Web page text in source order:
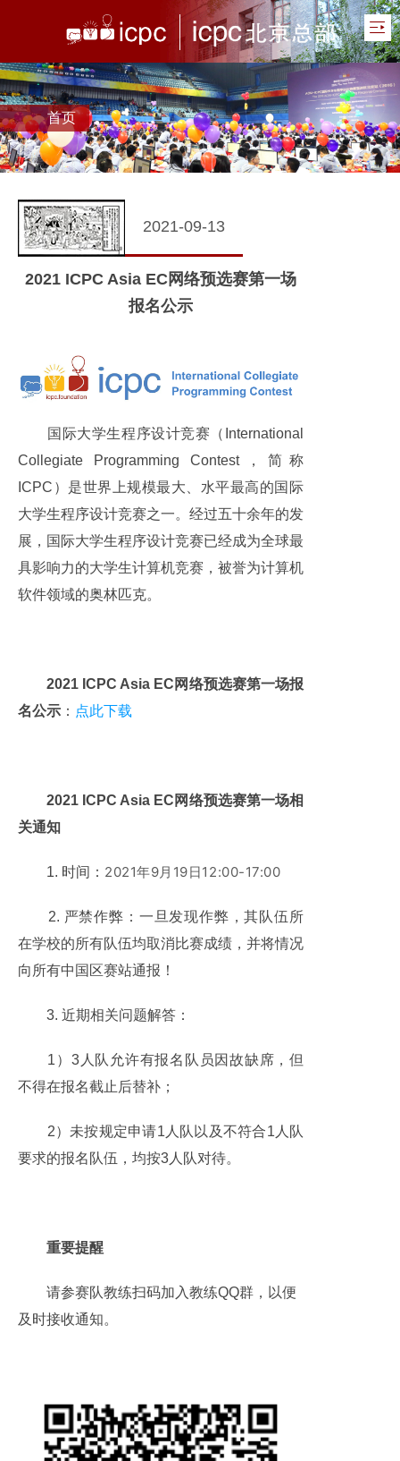
首页
2021-09-13
2021 ICPC Asia EC网络预选赛第一场
报名公示
国际大学生程序设计竞赛（International
Collegiate Programming Contest，简称
ICPC）是世界上规模最大、水平最高的国际
大学生程序设计竞赛之一。经过五十余年的发
展，国际大学生程序设计竞赛已经成为全球最
具影响力的大学生计算机竞赛，被誉为计算机
软件领域的奥林匹克。
2021 ICPC Asia EC网络预选赛第一场报
名公示 ： 点此下载
2021 ICPC Asia EC网络预选赛第一场相
关通知
1. 时间： 2021年9月19日12:00-17:00
2. 严禁作弊：一旦发现作弊，其队伍所
在学校的所有队伍均取消比赛成绩，并将情况
向所有中国区赛站通报！
3. 近期相关问题解答：
1）3人队允许有报名队员因故缺席，但
不得在报名截止后替补；
2） 未按规定申请1人队以及不符合1人队
要求的报名队伍，均按3人队对待。
重要提醒
请参赛队教练扫码加入教练QQ群，以便
及时接收通知。